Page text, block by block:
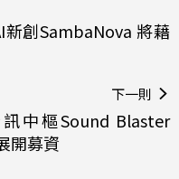
創SambaNova 將藉
下一則
中樞Sound Blaster
開募資